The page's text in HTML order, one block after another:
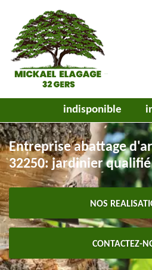
indisponible
Entreprise abattage
32250: jardinier qualifié
NOS
CONTACTEZ-